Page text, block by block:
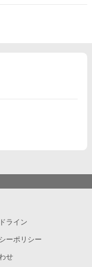
ライン
ーポリシー
せ